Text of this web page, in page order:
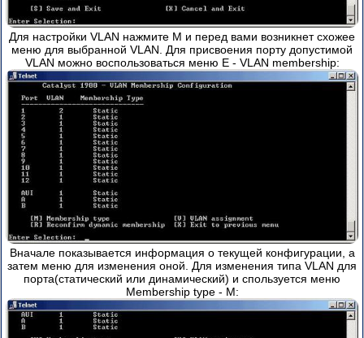
Для настройки VLAN нажмите M и перед вами возникнет схожее
меню для выбранной VLAN. Для присвоения порту допустимой
VLAN можно воспользоваться меню E - VLAN membership:
Вначале показывается информация о текущей конфигурации, а
затем меню для изменения оной. Для изменения типа VLAN для
порта(статический или динамический) и спользуется меню
Membership type - M: